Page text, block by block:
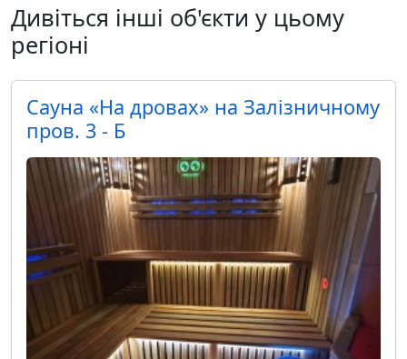
Дивіться інші об'єкти у цьому
регіоні
Сауна «На дровах» на Залізничному
пров. 3 - Б